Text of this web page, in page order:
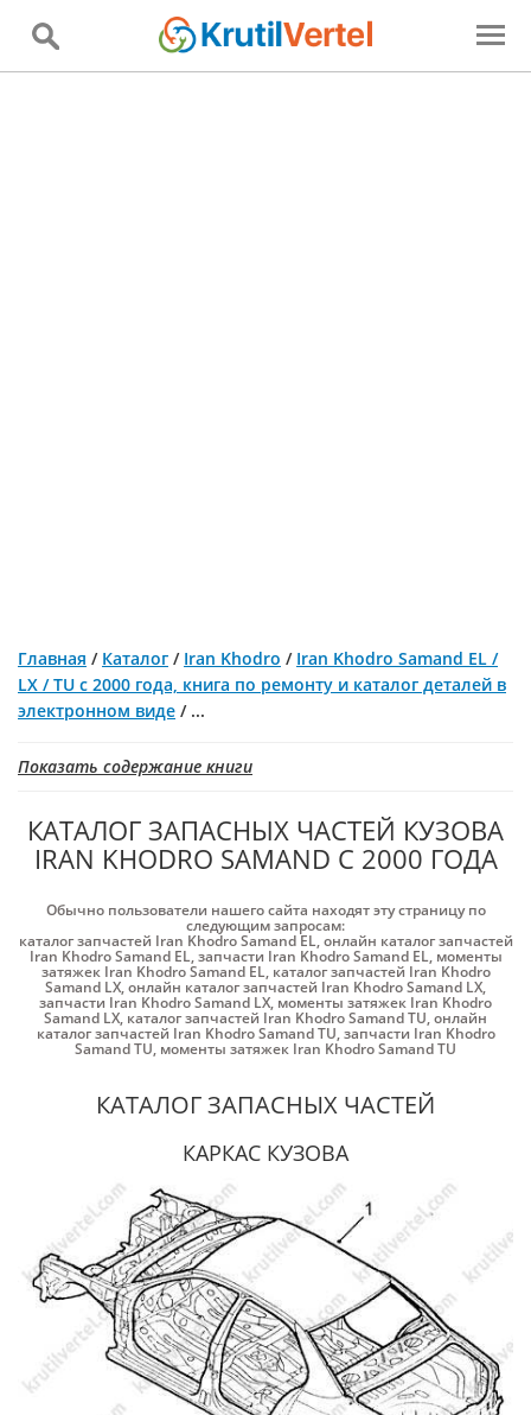
Главная / Каталог / Iran Khodro / Iran Khodro Samand EL /
LX / TU с 2000 года, книга по ремонту и каталог деталей в
электронном виде / ...
Показать содержание книги
КАТАЛОГ ЗАПАСНЫХ ЧАСТЕЙ КУЗОВА
IRAN KHODRO SAMAND С 2000 ГОДА
Обычно пользователи нашего сайта находят эту страницу по
следующим запросам:
каталог запчастей Iran Khodro Samand EL,онлайн каталог запчастей
Iran Khodro Samand EL,запчасти Iran Khodro Samand EL, моменты
затяжек Iran Khodro Samand EL, каталог запчастей Iran Khodro
Samand LX,онлайн каталог запчастей Iran Khodro Samand LX,
запчасти Iran Khodro Samand LX, моменты затяжек Iran Khodro
Samand LX, каталог запчастей Iran Khodro Samand TU,онлайн
каталог запчастей Iran Khodro Samand TU,запчасти Iran Khodro
Samand TU, моменты затяжек Iran Khodro Samand TU
КАТАЛОГ ЗАПАСНЫХ ЧАСТЕЙ
КАРКАС КУЗОВА